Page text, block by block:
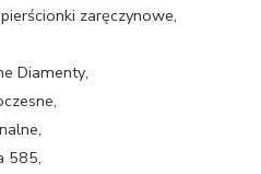
zaręczynowe,
Diamenty,
,
,
585,